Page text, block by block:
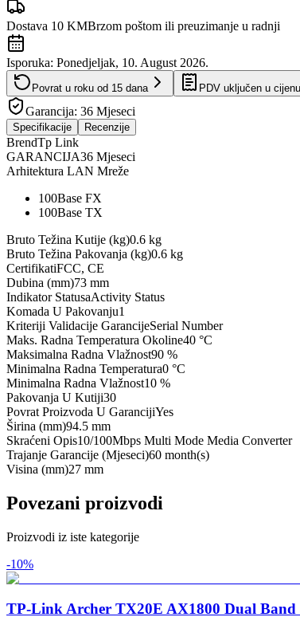
Dostava 10 KMBrzom poštom ili preuzimanje u radnji
Isporuka: Ponedjeljak, 10. August 2026.
Povrat u roku od 15 dana PDV uključen u cijenu
Garancija: 36 Mjeseci
Specifikacije Recenzije
BrendTp Link
GARANCIJA36 Mjeseci
Arhitektura LAN Mreže
100Base FX
100Base TX
Bruto Težina Kutije (kg)0.6 kg
Bruto Težina Pakovanja (kg)0.6 kg
CertifikatiFCC, CE
Dubina (mm)73 mm
Indikator StatusaActivity Status
Komada U Pakovanju1
Kriteriji Validacije GarancijeSerial Number
Maks. Radna Temperatura Okoline40 °C
Maksimalna Radna Vlažnost90 %
Minimalna Radna Temperatura0 °C
Minimalna Radna Vlažnost10 %
Pakovanja U Kutiji30
Povrat Proizvoda U GarancijiYes
Širina (mm)94.5 mm
Skraćeni Opis10/100Mbps Multi Mode Media Converter
Trajanje Garancije (Mjeseci)60 month(s)
Visina (mm)27 mm
Povezani proizvodi
Proizvodi iz iste kategorije
-10%
TP-Link Archer TX20E AX1800 Dual